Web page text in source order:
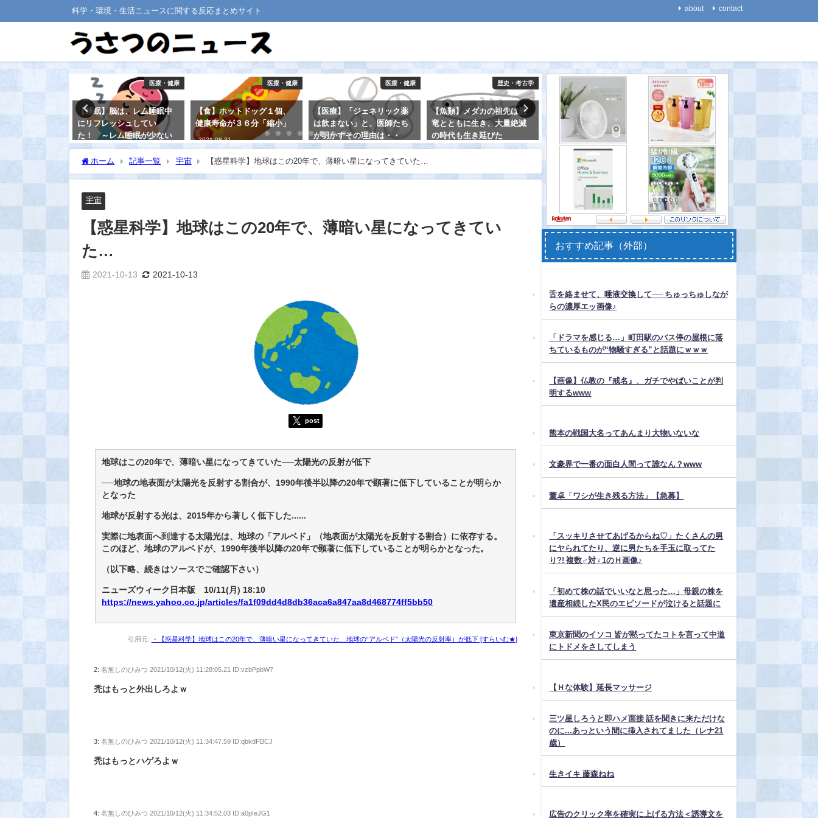
科学・環境・生活ニュースに関する反応まとめサイト about contact
医療・健康
【睡眠】脳は、レム睡眠中
にリフレッシュしてい
た！ ～レム睡眠が少ない
と認知症リスクが高くなる
～
医療・健康
【食】ホットドッグ１個、
健康寿命が３６分「縮小」
2021-08-31
医療・健康
【医療】「ジェネリック薬
は飲まない」と、医師たち
が明かすその理由は・・
歴史・考古学
【魚類】メダカの祖先は恐
竜とともに生き、大量絶滅
の時代も生き延びた
生物
【動物】ネコは他の動物と
違って「エサを得るために
働く」ことを避ける傾向が
ある
2021-08-20
【代替医療】一流のスポー
ツ選手が、非科学的な代替
医療にハマりやすいのはな
ぜか？
2021-08-31
ホーム 記事一覧 宇宙 【惑星科学】地球はこの20年で、薄暗い星になってきていた…
宇宙
【惑星科学】地球はこの20年で、薄暗い星になってきてい
た…
2021-10-13 2021-10-13
post
地球はこの20年で、薄暗い星になってきていた──太陽光の反射が低下
──地球の地表面が太陽光を反射する割合が、1990年後半以降の20年で顕著に低下していることが明らか
となった
地球が反射する光は、2015年から著しく低下した......
実際に地表面へ到達する太陽光は、地球の「アルベド」（地表面が太陽光を反射する割合）に依存する。
このほど、地球のアルベドが、1990年後半以降の20年で顕著に低下していることが明らかとなった。
（以下略、続きはソースでご確認下さい）
ニューズウィーク日本版 10/11(月) 18:10
https://news.yahoo.co.jp/articles/fa1f09dd4d8db36aca6a847aa8d468774ff5bb50
引用元: ・【惑星科学】地球はこの20年で、薄暗い星になってきていた…地球の“アルベド”（太陽光の反射率）が低下 [すらいむ★]
2:名無しのひみつ 2021/10/12(火) 11:28:05.21 ID:vzbPpbW7
禿はもっと外出しろよｗ
3:名無しのひみつ 2021/10/12(火) 11:34:47.59 ID:qbkdFBCJ
禿はもっとハゲろよｗ
4:名無しのひみつ 2021/10/12(火) 11:34:52.03 ID:a0pIeJG1
おすすめ記事（外部）
舌を絡ませて、唾液交換して── ちゅっちゅしなが
らの濃厚エッ画像♪
「ドラマを感じる…」町田駅のバス停の屋根に落
ちているものが“物騒すぎる”と話題にｗｗｗ
【画像】仏教の『戒名』、ガチでやばいことが判
明するwww
熊本の戦国大名ってあんまり大物いないな
文豪界で一番の面白人間って誰なん？www
董卓「ワシが生き残る方法」【急募】
「スッキリさせてあげるからね♡」たくさんの男
にヤられてたり、逆に男たちを手玉に取ってた
り?! 複数♂対♀1のＨ画像♪
「初めて株の話でいいなと思った…」母親の株を
遺産相続したX民のエピソードが泣けると話題に
東京新聞のイソコ 皆が黙ってたコトを言って中道
にトドメをさしてしまう
【Ｈな体験】延長マッサージ
三ツ星しろうと即ハメ面接 話を聞きに来ただけな
のに...あっという間に挿入されてました（レナ21
歳）
生きイキ 藤森ねね
広告のクリック率を確実に上げる方法＜誘導文を